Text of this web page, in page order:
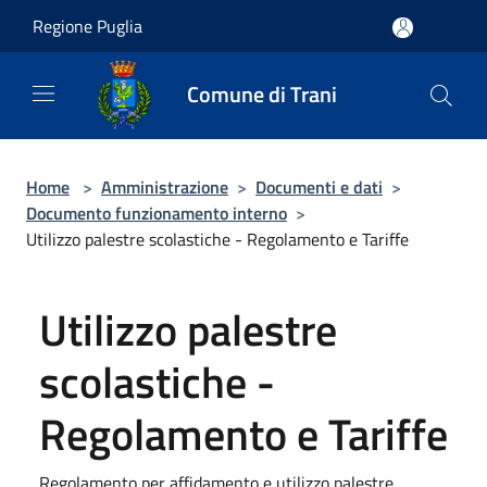
Regione Puglia
Comune di Trani
Home > Amministrazione > Documenti e dati >
Documento funzionamento interno >
Utilizzo palestre scolastiche - Regolamento e Tariffe
Utilizzo palestre
scolastiche -
Regolamento e Tariffe